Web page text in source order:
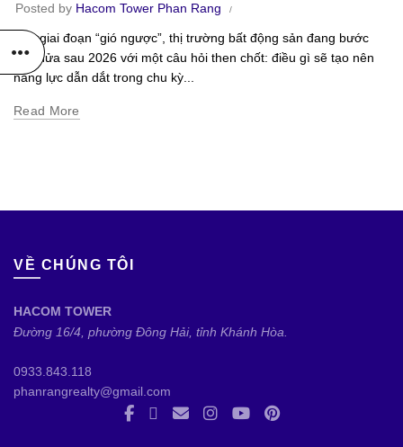
Posted by Hacom Tower Phan Rang
Sau giai đoạn “gió ngược”, thị trường bất động sản đang bước
vào nửa sau 2026 với một câu hỏi then chốt: điều gì sẽ tạo nên
năng lực dẫn dắt trong chu kỳ...
Read More
VỀ CHÚNG TÔI
HACOM TOWER
Đường 16/4, phường Đông Hải, tỉnh Khánh Hòa.
0933.843.118
phanrangrealty@gmail.com